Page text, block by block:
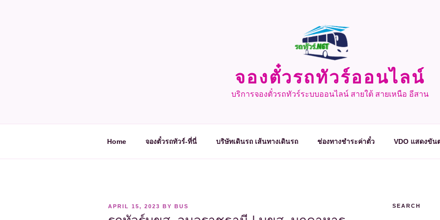
จองตั๋วรถทัวร์ออนไลน์
บริการจองตั๋วรถทัวร์ระบบออนไลน์ สายใต้ สายเหนือ อีสาน
Home จองตั๋วรถทัวร์-ที่นี่ บริษัทเดินรถ เส้นทางเดินรถ ช่องทางชำระค่าตั๋ว VDO แสดงขัน
POSTED
APRIL 15, 2023 BY BUS SEARCH